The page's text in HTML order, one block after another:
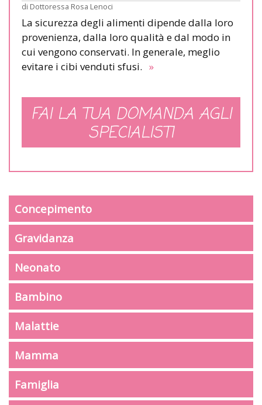
di Dottoressa Rosa Lenoci
La sicurezza degli alimenti dipende dalla loro
provenienza, dalla loro qualità e dal modo in
cui vengono conservati. In generale, meglio
evitare i cibi venduti sfusi. »
FAI LA TUA DOMANDA AGLI
SPECIALISTI
Concepimento
Gravidanza
Neonato
Bambino
Malattie
Mamma
Famiglia